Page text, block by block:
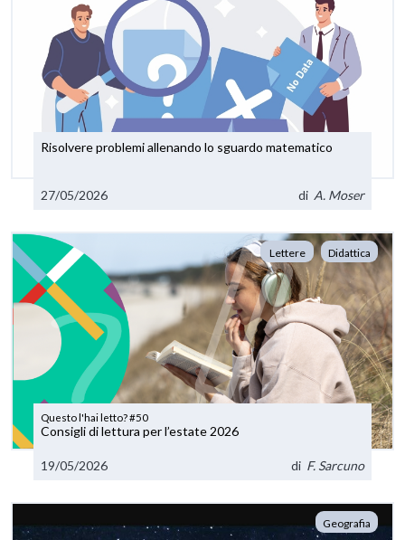
Risolvere problemi allenando lo sguardo matematico
27/05/2026 di A. Moser
Lettere Didattica
Questo l'hai letto? #50
Consigli di lettura per l’estate 2026
19/05/2026 di F. Sarcuno
Geografia